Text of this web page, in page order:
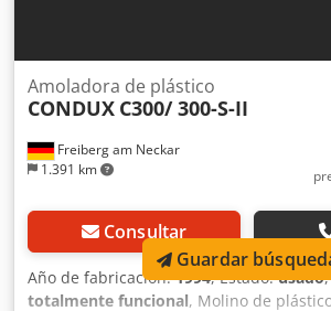
Freiberg am Neckar
1.391 km
Amoladora de plástico
CONDUX C300/ 300-S-II
Consultar
Año de fabricación:1994, Estado:usado
totalmente funcional, Molino de
Guardar